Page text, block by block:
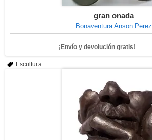
gran onada
Bonaventura Anson Perez
¡Envío y devolución gratis!
Escultura